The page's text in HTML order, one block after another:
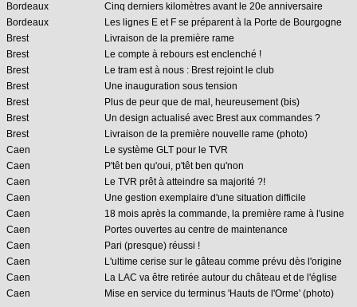
Bordeaux
Cinq derniers kilomètres avant le 20e anniversaire
Bordeaux
Les lignes E et F se préparent à la Porte de Bourgogne
Brest
Livraison de la première rame
Brest
Le compte à rebours est enclenché !
Brest
Le tram est à nous : Brest rejoint le club
Brest
Une inauguration sous tension
Brest
Plus de peur que de mal, heureusement (bis)
Brest
Un design actualisé avec Brest aux commandes ?
Brest
Livraison de la première nouvelle rame (photo)
Caen
Le système GLT pour le TVR
Caen
P'têt ben qu'oui, p'têt ben qu'non
Caen
Le TVR prêt à atteindre sa majorité ?!
Caen
Une gestion exemplaire d'une situation difficile
Caen
18 mois après la commande, la première rame à l'usine
Caen
Portes ouvertes au centre de maintenance
Caen
Pari (presque) réussi !
Caen
L'ultime cerise sur le gâteau comme prévu dès l'origine
Caen
La LAC va être retirée autour du château et de l'église
Caen
Mise en service du terminus 'Hauts de l'Orme' (photo)